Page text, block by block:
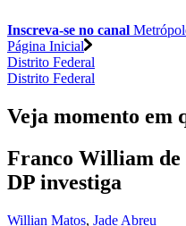
Inscreva-se no canal
Página Inicial
Distrito Federal
Distrito Federal
Veja momento em
Franco William de
DP investiga
Willian Matos, Jade Abreu